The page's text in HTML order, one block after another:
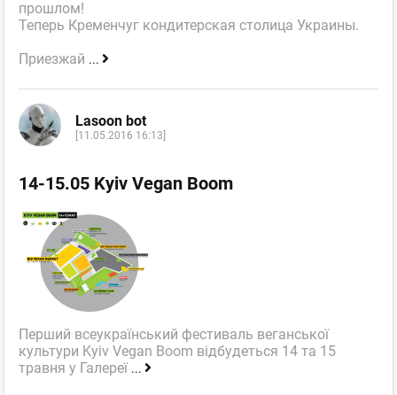
прошлом!
Теперь Кременчуг кондитерская столица Украины.
Приезжай ...
Lasoon bot
[11.05.2016 16:13]
14-15.05 Kyiv Vegan Boom
Перший всеукраїнський фестиваль веганської
культури Kyiv Vegan Boom відбудеться 14 та 15
травня у Галереї ...